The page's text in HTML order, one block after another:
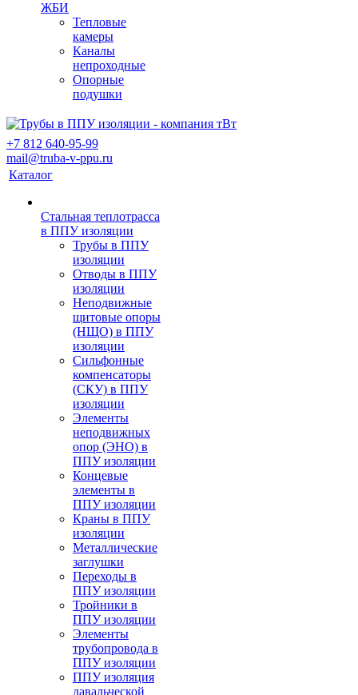
ЖБИ
Тепловые
камеры
Каналы
непроходные
Опорные
подушки
+7 812 640-95-99
mail@truba-v-ppu.ru
Каталог
Стальная теплотрасса
в ППУ изоляции
Трубы в ППУ
изоляции
Отводы в ППУ
изоляции
Неподвижные
щитовые опоры
(НЩО) в ППУ
изоляции
Cильфонные
компенсаторы
(СКУ) в ППУ
изоляции
Элементы
неподвижных
опор (ЭНО) в
ППУ изоляции
Концевые
элементы в
ППУ изоляции
Краны в ППУ
изоляции
Металлические
заглушки
Переходы в
ППУ изоляции
Тройники в
ППУ изоляции
Элементы
трубопровода в
ППУ изоляции
ППУ изоляция
давальческой